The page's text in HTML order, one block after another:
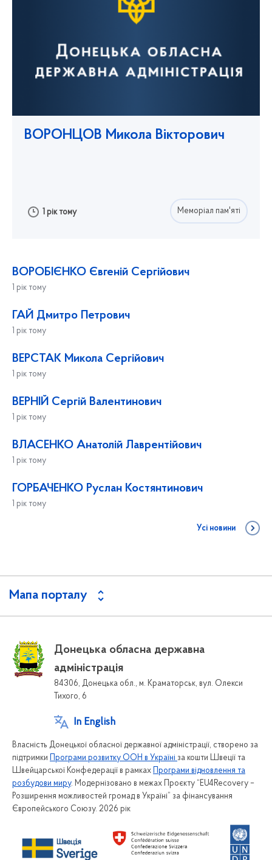
ВОРОНЦОВ Микола Вікторович
1 рік тому Меморіал пам'яті
ВОРОБІЄНКО Євгеній Сергійович
1 рік тому
ГАЙ Дмитро Петрович
1 рік тому
ВЕРСТАК Микола Сергійович
1 рік тому
ВЕРНІЙ Сергій Валентинович
1 рік тому
ВЛАСЕНКО Анатолій Лаврентійович
1 рік тому
ГОРБАЧЕНКО Руслан Костянтинович
1 рік тому
Усі новини
Мапа порталу
Донецька обласна державна
адміністрація
84306, Донецька обл., м. Краматорськ, вул. Олекси
Тихого, 6
In English
Власність Донецької обласної державної адміністрації, створено за
підтримки Програми розвитку ООН в Україні за кошти Швеції та
Швейцарської Конфедерації в рамках Програми відновлення та
розбудови миру. Модернізовано в межах Проєкту “EU4Recovery –
Розширення можливостей громад в Україні” за фінансування
Європейського Союзу. 2026 рік